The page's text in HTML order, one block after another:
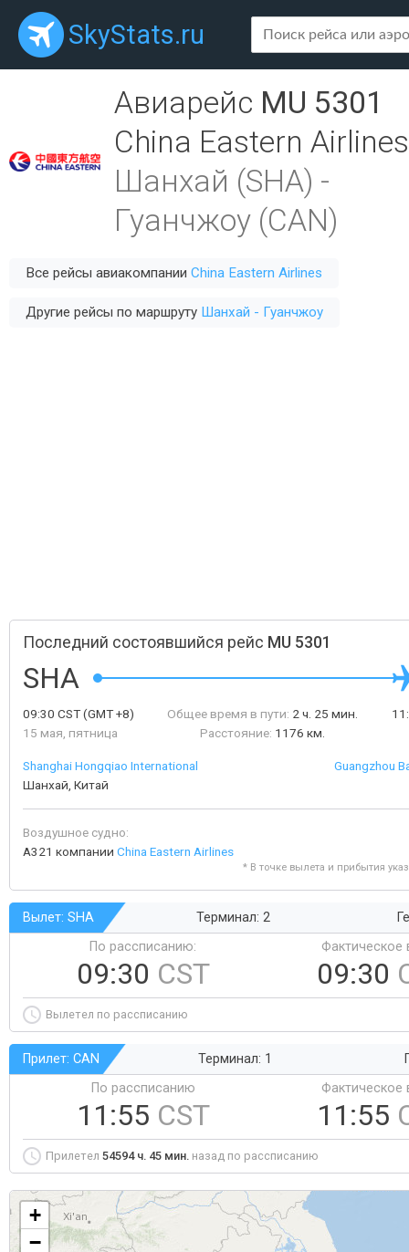
SkyStats.ru
Авиарейс MU 5301
China Eastern Airlines
Шанхай (SHA) -
Гуанчжоу (CAN)
Все рейсы авиакомпании China Eastern Airlines
Другие рейсы по маршруту Шанхай - Гуанчжоу
Последний состоявшийся рейс MU 5301
SHA
09:30 CST(GMT +8)
15 мая, пятница
Общее время в пути: 2 ч. 25 мин.
Расстояние: 1176 км.
Shanghai Hongqiao International
Шанхай, Китай
Guangzhou
Воздушное судно:
A321 компании China Eastern Airlines
* В точке вылета и прибытия
Вылет: SHA Терминал: 2
По рассписанию:
09:30 CST
Фактическое
09:30
Вылетел по рассписанию
Прилет: CAN Терминал: 1
По рассписанию
11:55 CST
Фактическое
11:55
Прилетел 54594 ч. 45 мин. назад по рассписанию
+
−